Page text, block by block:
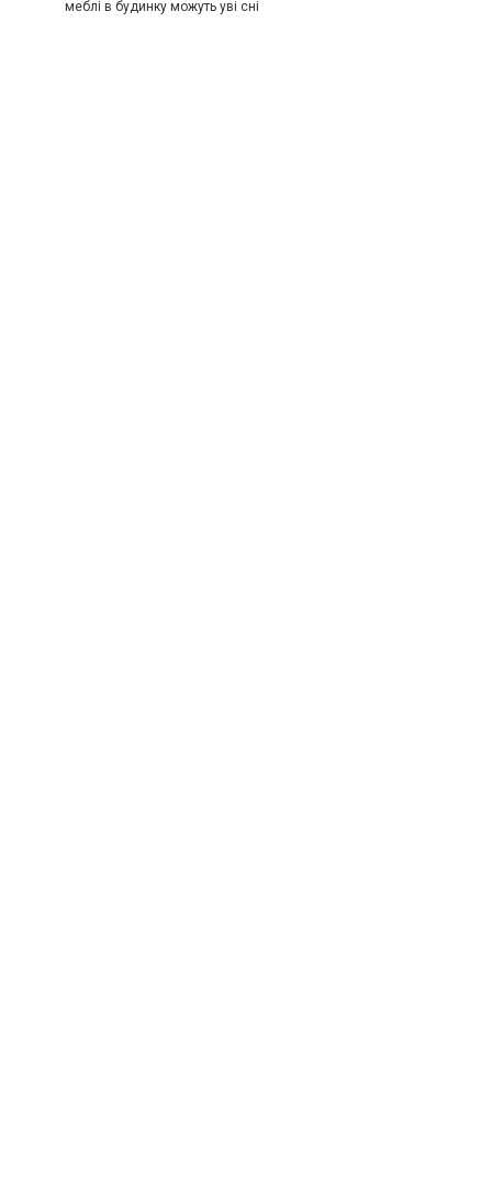
меблі в будинку можуть уві сні